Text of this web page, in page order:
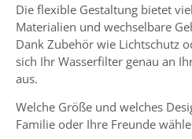
Die flexible Gestaltung bietet
Materialien und wechselbare
Dank Zubehör wie Lichtschutz
sich Ihr Wasserfilter genau an
aus.
Welche Größe und welches
Familie oder Ihre Freunde